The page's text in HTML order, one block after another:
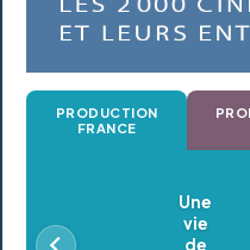
PRODUCTION
FRANCE
Oldeupe
En